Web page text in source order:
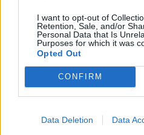
I want to opt-out of
Retention, Sale, and/or
Personal Data that Is
Purposes for which it was
Opted Out
CONFIRM
Data Deletion Data
Santos, Douglão, Flávio
Almeida 38), Lassana Mané
André Dias (Angola 65), Isaac
Reis.
Treinador: Tony da Silva.